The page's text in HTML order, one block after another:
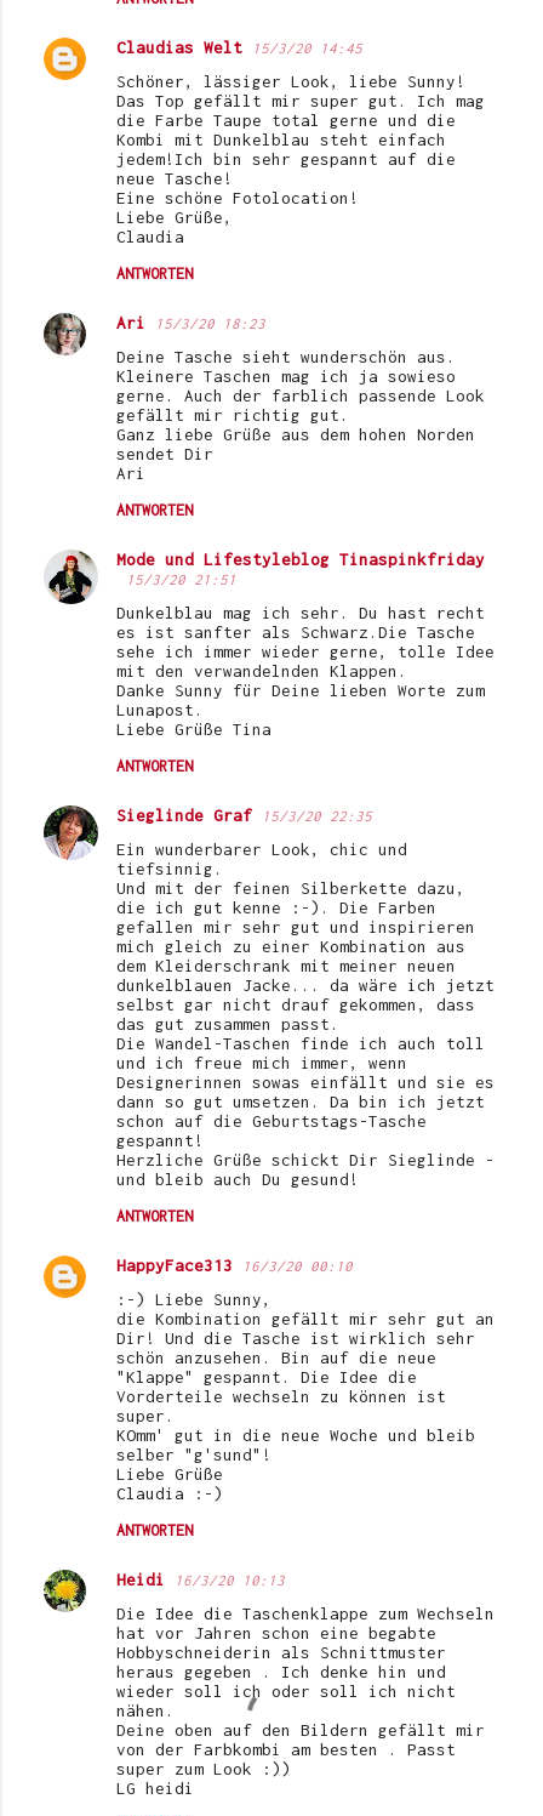
Claudias Welt 15/3/20 14:45
Schöner, lässiger Look, liebe Sunny!
Das Top gefällt mir super gut. Ich mag
die Farbe Taupe total gerne und die
Kombi mit Dunkelblau steht einfach
jedem!Ich bin sehr gespannt auf die
neue Tasche!
Eine schöne Fotolocation!
Liebe Grüße,
Claudia
ANTWORTEN
Ari 15/3/20 18:23
Deine Tasche sieht wunderschön aus.
Kleinere Taschen mag ich ja sowieso
gerne. Auch der farblich passende Look
gefällt mir richtig gut.
Ganz liebe Grüße aus dem hohen Norden
sendet Dir
Ari
ANTWORTEN
Mode und Lifestyleblog Tinaspinkfriday
15/3/20 21:51
Dunkelblau mag ich sehr. Du hast recht
es ist sanfter als Schwarz.Die Tasche
sehe ich immer wieder gerne, tolle Idee
mit den verwandelnden Klappen.
Danke Sunny für Deine lieben Worte zum
Lunapost.
Liebe Grüße Tina
ANTWORTEN
Sieglinde Graf 15/3/20 22:35
Ein wunderbarer Look, chic und
tiefsinnig.
Und mit der feinen Silberkette dazu,
die ich gut kenne :-). Die Farben
gefallen mir sehr gut und inspirieren
mich gleich zu einer Kombination aus
dem Kleiderschrank mit meiner neuen
dunkelblauen Jacke... da wäre ich jetzt
selbst gar nicht drauf gekommen, dass
das gut zusammen passt.
Die Wandel-Taschen finde ich auch toll
und ich freue mich immer, wenn
Designerinnen sowas einfällt und sie es
dann so gut umsetzen. Da bin ich jetzt
schon auf die Geburtstags-Tasche
gespannt!
Herzliche Grüße schickt Dir Sieglinde -
und bleib auch Du gesund!
ANTWORTEN
HappyFace313 16/3/20 00:10
:-) Liebe Sunny,
die Kombination gefällt mir sehr gut an
Dir! Und die Tasche ist wirklich sehr
schön anzusehen. Bin auf die neue
"Klappe" gespannt. Die Idee die
Vorderteile wechseln zu können ist
super.
KOmm' gut in die neue Woche und bleib
selber "g'sund"!
Liebe Grüße
Claudia :-)
ANTWORTEN
Heidi 16/3/20 10:13
Die Idee die Taschenklappe zum Wechseln
hat vor Jahren schon eine begabte
Hobbyschneiderin als Schnittmuster
heraus gegeben . Ich denke hin und
wieder soll ich oder soll ich nicht
nähen.
Deine oben auf den Bildern gefällt mir
von der Farbkombi am besten . Passt
super zum Look :))
LG heidi